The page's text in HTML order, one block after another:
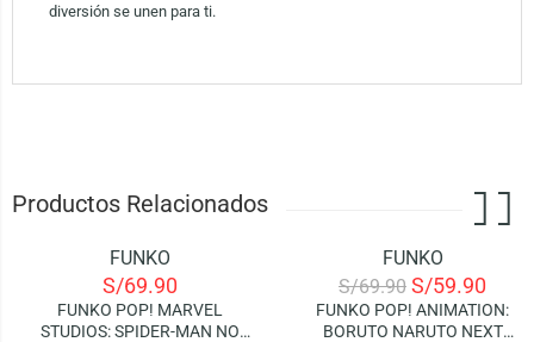
diversión se unen para ti.
Productos Relacionados
FUNKO
S/69.90
FUNKO POP! MARVEL
STUDIOS: SPIDER-MAN NO
FUNKO
S/69.90 S/59.90
FUNKO POP! ANIMATION:
BORUTO NARUTO NEXT